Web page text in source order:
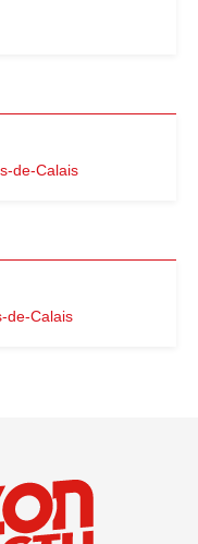
de-Calais
de-Calais